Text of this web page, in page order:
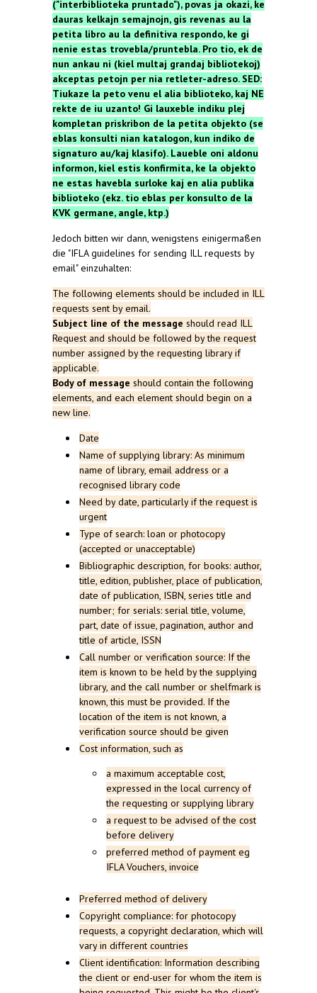
("interbiblioteka pruntado"), povas ja okazi, ke
dauras kelkajn semajnojn, gis revenas au la
petita libro au la definitiva respondo, ke gi
nenie estas trovebla/pruntebla. Pro tio, ek de
nun ankau ni (kiel multaj grandaj bibliotekoj)
akceptas petojn per nia retleter-adreso. SED:
Tiukaze la peto venu el alia biblioteko, kaj NE
rekte de iu uzanto! Gi lauxeble indiku plej
kompletan priskribon de la petita objekto (se
eblas konsulti nian katalogon, kun indiko de
signaturo au/kaj klasifo). Laueble oni aldonu
informon, kiel estis konfirmita, ke la objekto
ne estas havebla surloke kaj en alia publika
biblioteko (ekz. tio eblas per konsulto de la
KVK germane, angle, ktp.)
Jedoch bitten wir dann, wenigstens einigermaßen
die "IFLA guidelines for sending ILL requests by
email" einzuhalten:
The following elements should be included in ILL
requests sent by email.
Subject line of the message should read ILL
Request and should be followed by the request
number assigned by the requesting library if
applicable.
Body of message should contain the following
elements, and each element should begin on a
new line.
Date
Name of supplying library: As minimum
name of library, email address or a
recognised library code
Need by date, particularly if the request is
urgent
Type of search: loan or photocopy
(accepted or unacceptable)
Bibliographic description, for books: author,
title, edition, publisher, place of publication,
date of publication, ISBN, series title and
number; for serials: serialtitle, volume,
part, date of issue, pagination, author and
title of article, ISSN
Call number or verification source: If the
item is known to be held by the supplying
library, andthe call number or shelfmark is
known,this must be provided. If the
location of the item is not known, a
verification source should be given
Cost information, such as
a maximum acceptable cost,
expressed inthe local currency of
the requesting or supplying library
a request to be advised of the cost
before delivery
preferred method of payment eg
IFLA Vouchers, invoice
Preferred method of delivery
Copyright compliance: for photocopy
requests , a copyright declaration which will
vary in different countries
Client identification: Information describing
the client or end-user for whom the item is